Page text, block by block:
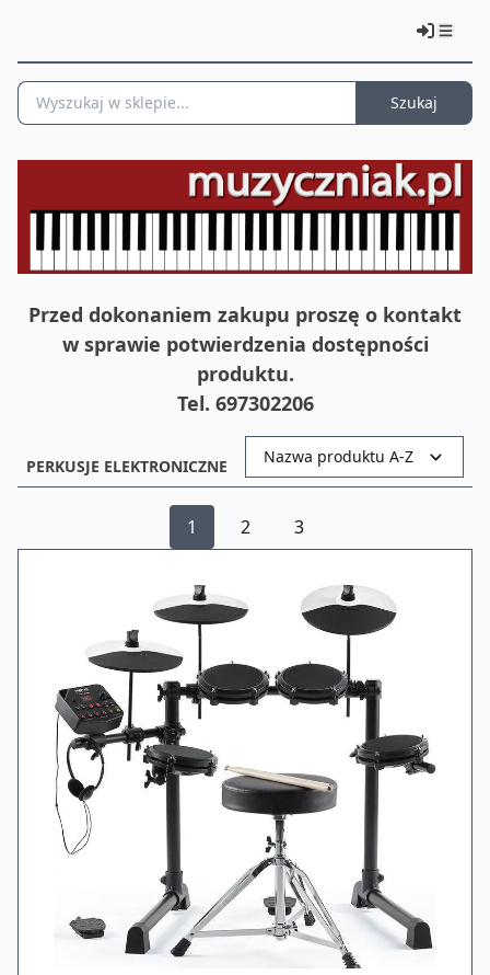
Szukaj
Przed dokonaniem zakupu proszę o kontakt
w sprawie potwierdzenia dostępności
produktu.
Tel. 697302206
PERKUSJE ELEKTRONICZNE Nazwa produktu A-Z
1 2 3